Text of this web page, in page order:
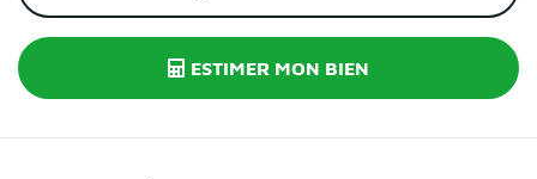
ESTIMER MON BIEN